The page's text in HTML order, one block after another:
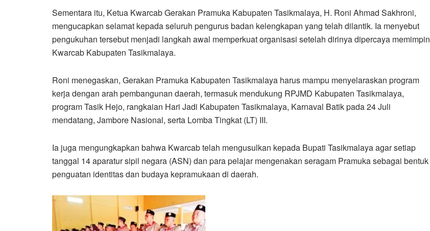
Sementara itu, Ketua Kwarcab Gerakan Pramuka Kabupaten Tasikmalaya, H. Roni Ahmad Sakhroni,
mengucapkan selamat kepada seluruh pengurus badan kelengkapan yang telah dilantik. Ia menyebut
pengukuhan tersebut menjadi langkah awal memperkuat organisasi setelah dirinya dipercaya memimpin
Kwarcab Kabupaten Tasikmalaya.
Roni menegaskan, Gerakan Pramuka Kabupaten Tasikmalaya harus mampu menyelaraskan program
kerja dengan arah pembangunan daerah, termasuk mendukung RPJMD Kabupaten Tasikmalaya,
program Tasik Hejo, rangkaian Hari Jadi Kabupaten Tasikmalaya, Karnaval Batik pada 24 Juli
mendatang, Jambore Nasional, serta Lomba Tingkat (LT) III.
Ia juga mengungkapkan bahwa Kwarcab telah mengusulkan kepada Bupati Tasikmalaya agar setiap
tanggal 14 aparatur sipil negara (ASN) dan para pelajar mengenakan seragam Pramuka sebagai bentuk
penguatan identitas dan budaya kepramukaan di daerah.